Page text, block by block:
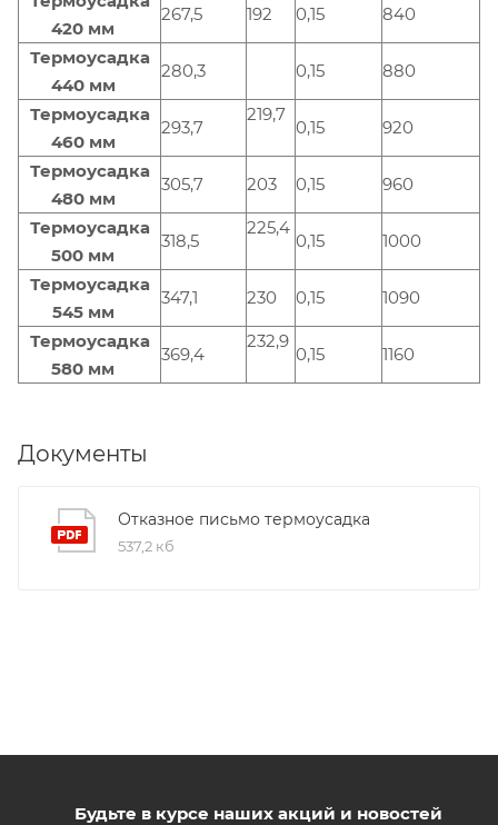
420 мм
267,5 192 0,15 840
Термоусадка
440 мм
280,3 0,15 880
Термоусадка
460 мм
293,7
219,7
0,15 920
Термоусадка
480 мм
305,7 203 0,15 960
Термоусадка
500 мм
318,5
225,4
0,15 1000
Термоусадка
545 мм
347,1 230 0,15 1090
Термоусадка
580 мм
369,4
232,9
0,15 1160
Документы
Отказное письмо термоусадка
537,2 кб
Будьте в курсе наших акций и новостей